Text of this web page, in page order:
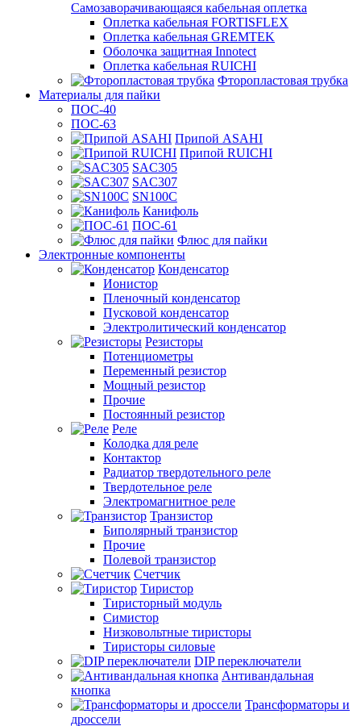
Самозаворачивающаяся кабельная оплетка
Оплетка кабельная FORTISFLEX
Оплетка кабельная GREMTEK
Оболочка защитная Innotect
Оплетка кабельная RUICHI
Фторопластовая трубка
Материалы для пайки
ПОС-40
ПОС-63
Припой ASAHI
Припой RUICHI
SAC305
SAC307
SN100C
Канифоль
ПОС-61
Флюс для пайки
Электронные компоненты
Конденсатор
Ионистор
Пленочный конденсатор
Пусковой конденсатор
Электролитический конденсатор
Резисторы
Потенциометры
Переменный резистор
Мощный резистор
Прочие
Постоянный резистор
Реле
Колодка для реле
Контактор
Радиатор твердотельного реле
Твердотельное реле
Электромагнитное реле
Транзистор
Биполярный транзистор
Прочие
Полевой транзистор
Счетчик
Тиристор
Тиристорный модуль
Симистор
Низковольтные тиристоры
Тиристоры силовые
DIP переключатели
Антивандальная
кнопка
Трансформаторы и
дроссели